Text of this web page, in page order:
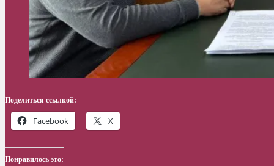
Поделиться ссылкой:
Facebook X
Понравилось это: